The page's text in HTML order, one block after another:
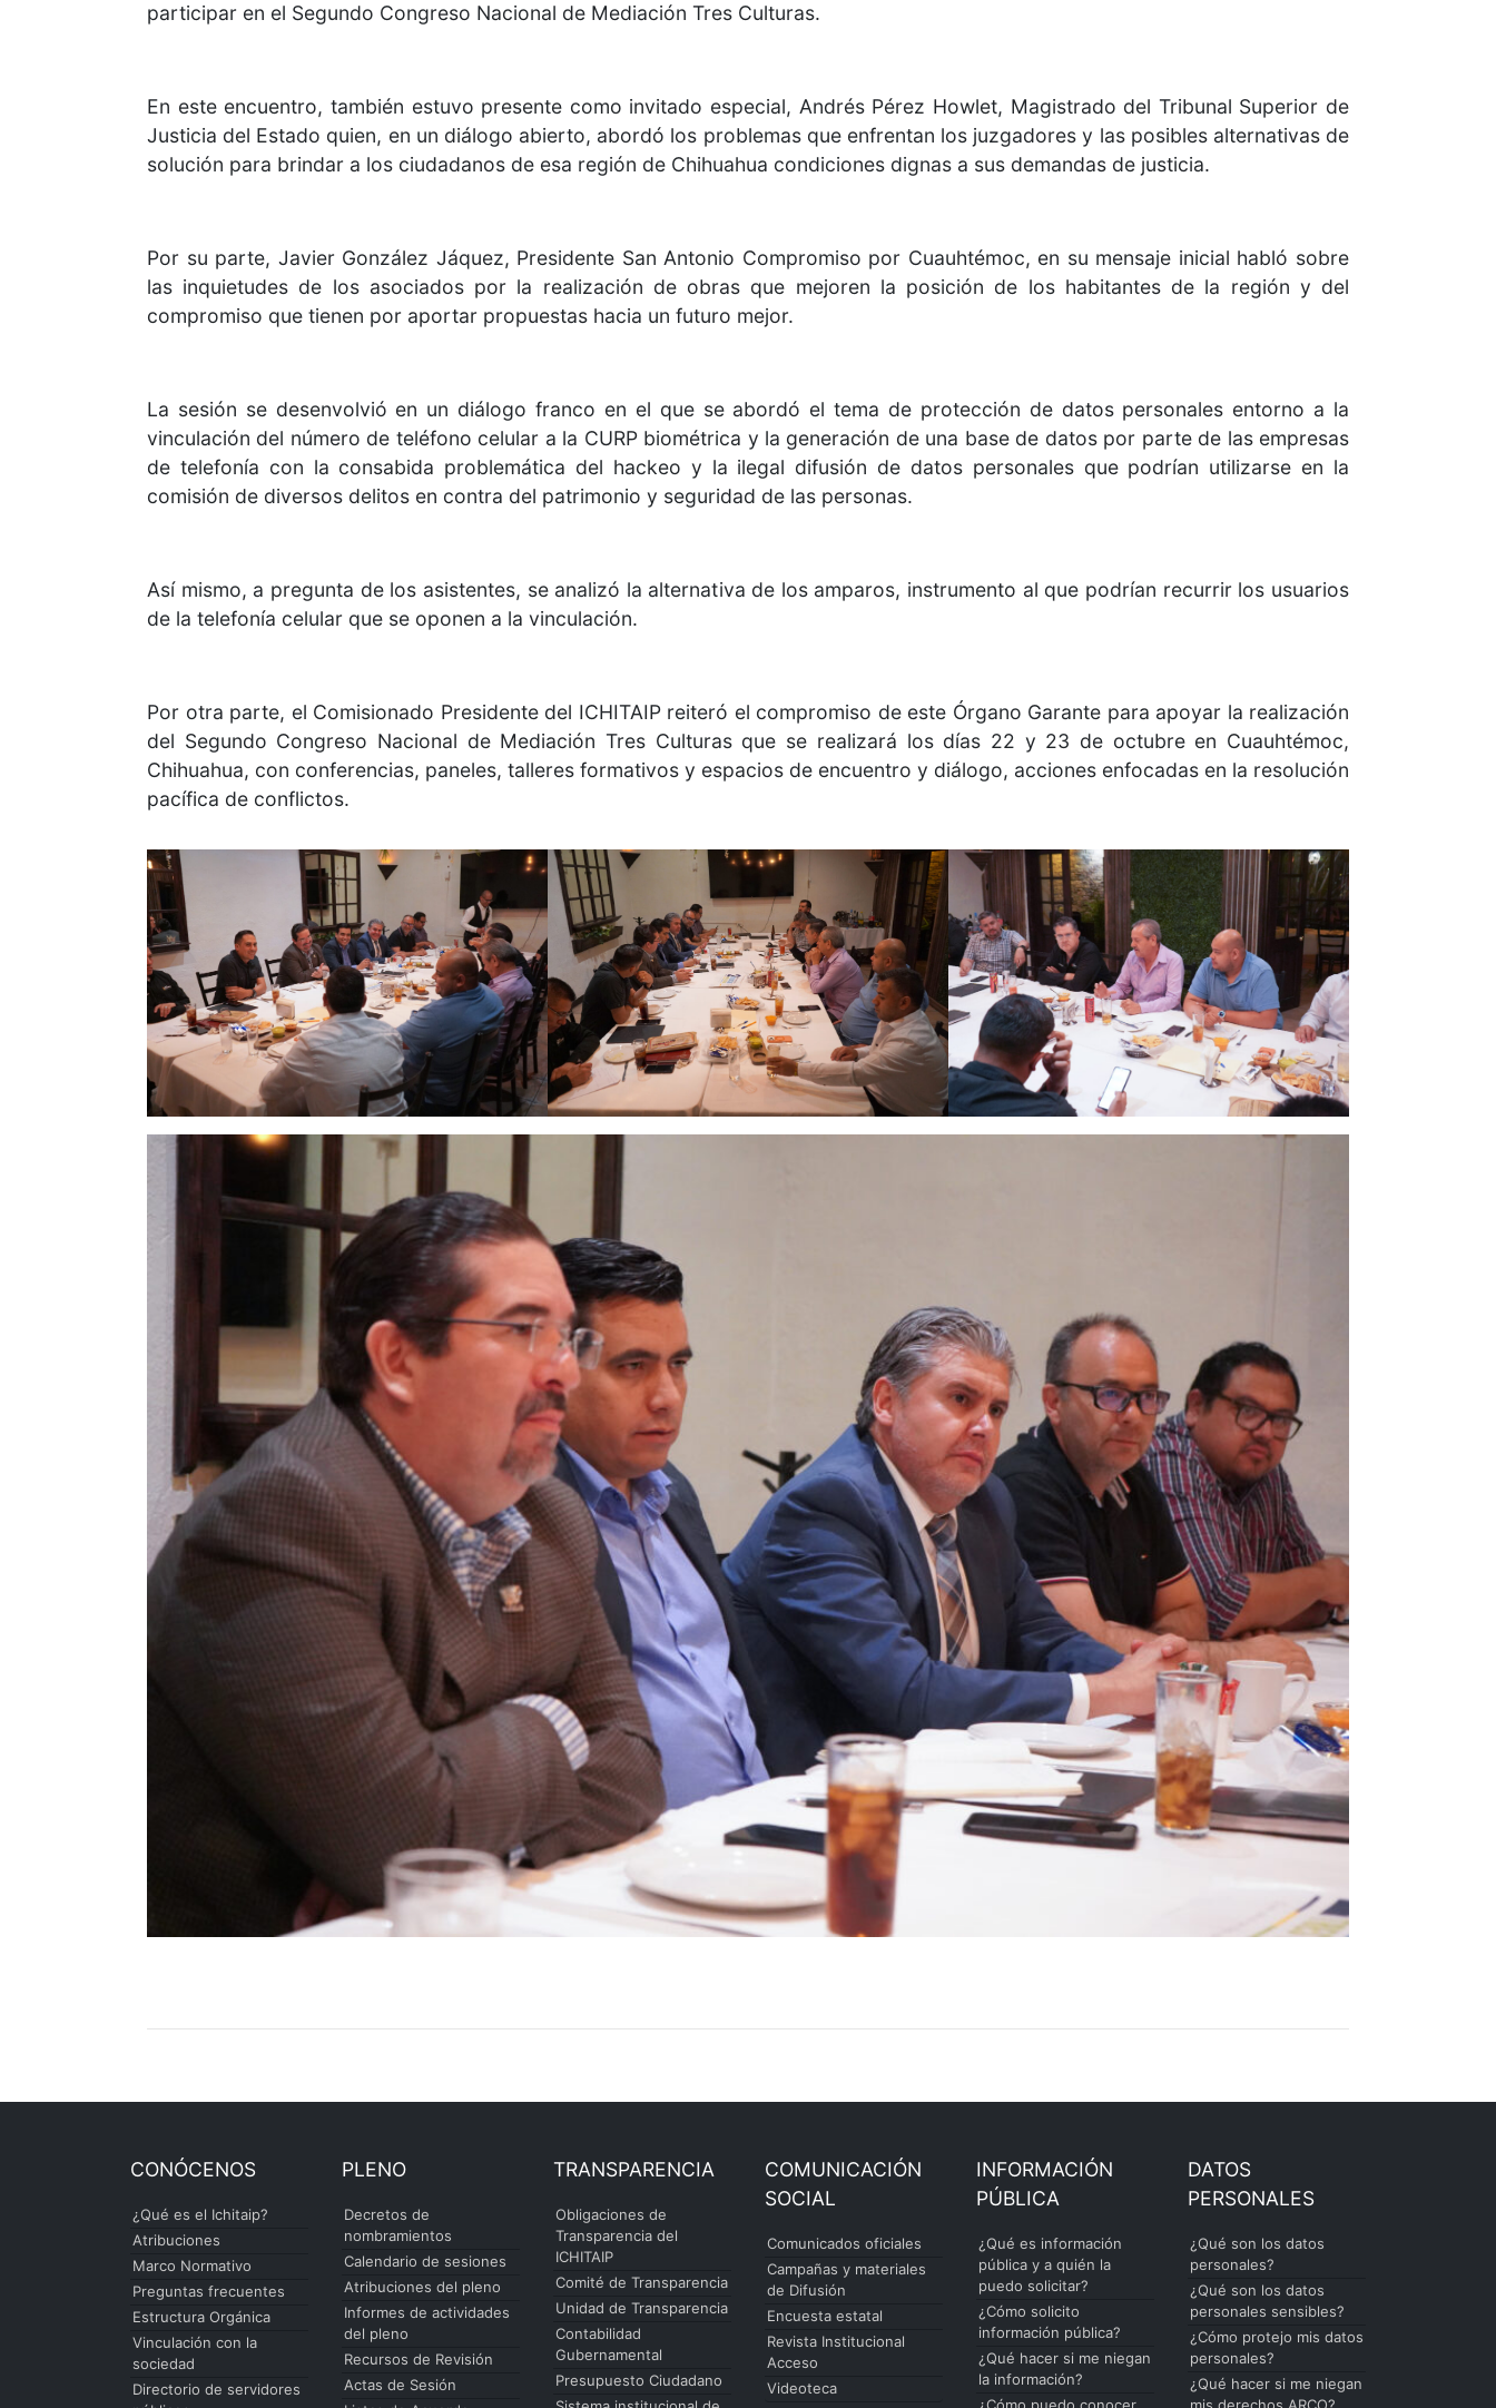
participar en el Segundo Congreso Nacional de Mediación Tres Culturas.
En este encuentro, también estuvo presente como invitado especial, Andrés Pérez Howlet, Magistrado del Tribunal Superior de
Justicia del Estado quien, en un diálogo abierto, abordó los problemas que enfrentan los juzgadores y las posibles alternativas de
solución para brindar a los ciudadanos de esa región de Chihuahua condiciones dignas a sus demandas de justicia.
Por su parte, Javier González Jáquez, Presidente San Antonio Compromiso por Cuauhtémoc, en su mensaje inicial habló sobre
las inquietudes de los asociados por la realización de obras que mejoren la posición de los habitantes de la región y del
compromiso que tienen por aportar propuestas hacia un futuro mejor.
La sesión se desenvolvió en un diálogo franco en el que se abordó el tema de protección de datos personales entorno a la
vinculación del número de teléfono celular a la CURP biométrica y la generación de una base de datos por parte de las empresas
de telefonía con la consabida problemática del hackeo y la ilegal difusión de datos personales que podrían utilizarse en la
comisión de diversos delitos en contra del patrimonio y seguridad de las personas.
Así mismo, a pregunta de los asistentes, se analizó la alternativa de los amparos, instrumento al que podrían recurrir los usuarios
de la telefonía celular que se oponen a la vinculación.
Por otra parte, el Comisionado Presidente del ICHITAIP reiteró el compromiso de este Órgano Garante para apoyar la realización
del Segundo Congreso Nacional de Mediación Tres Culturas que se realizará los días 22 y 23 de octubre en Cuauhtémoc,
Chihuahua, con conferencias, paneles, talleres formativos y espacios de encuentro y diálogo, acciones enfocadas en la resolución
pacífica de conflictos.
CONÓCENOS
¿Qué es el Ichitaip?
Atribuciones
Marco Normativo
Preguntas frecuentes
Estructura Orgánica
Vinculación con la
sociedad
Directorio de servidores
PLENO
Decretos de
nombramientos
Calendario de sesiones
Atribuciones del pleno
Informes de actividades
del pleno
Recursos de Revisión
Actas de Sesión
TRANSPARENCIA
Obligaciones de
Transparencia del
ICHITAIP
Comité de Transparencia
Unidad de Transparencia
Contabilidad
Gubernamental
Presupuesto Ciudadano
COMUNICACIÓN
SOCIAL
Comunicados oficiales
Campañas y materiales
de Difusión
Encuesta estatal
Revista Institucional
Acceso
Videoteca
INFORMACIÓN
PÚBLICA
¿Qué es información
pública y a quién la
puedo solicitar?
¿Cómo solicito
información pública?
¿Qué hacer si me niegan
la información?
¿Cómo puedo conocer
DATOS
PERSONALES
¿Qué son los datos
personales?
¿Qué son los datos
personales sensibles?
¿Cómo protejo mis datos
personales?
¿Qué hacer si me niegan
mis derechos ARCO?